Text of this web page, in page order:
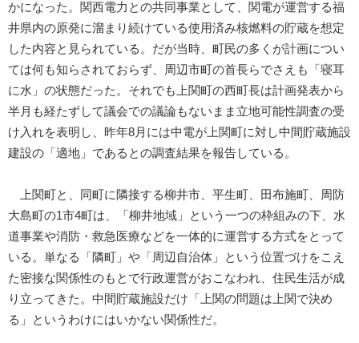
かになった。関西電力との共同事業として、関電が運営する福
井県内の原発に溜まり続けている使用済み核燃料の貯蔵を想定
した内容と見られている。だが当時、町民の多くが計画につい
ては何も知らされておらず、周辺市町の首長らでさえも「寝耳
に水」の状態だった。それでも上関町の西町長は計画発表から
半月も経たずして議会での議論もないまま立地可能性調査の受
け入れを表明し、昨年8月には中電が上関町に対し中間貯蔵施設
建設の「適地」であるとの調査結果を報告している。
上関町と、同町に隣接する柳井市、平生町、田布施町、周防
大島町の1市4町は、「柳井地域」という一つの枠組みの下、水
道事業や消防・救急医療などを一体的に運営する方式をとって
いる。単なる「隣町」や「周辺自治体」という位置づけをこえ
た密接な関係性のもとで行政運営がおこなわれ、住民生活が成
り立ってきた。中間貯蔵施設だけ「上関の問題は上関で決め
る」というわけにはいかない関係性だ。